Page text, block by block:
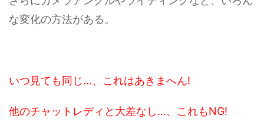
な変化の方法がある。
いつ見ても同じ…、これはあきまへん!
他のチャットレディと大差なし…、これもNG!